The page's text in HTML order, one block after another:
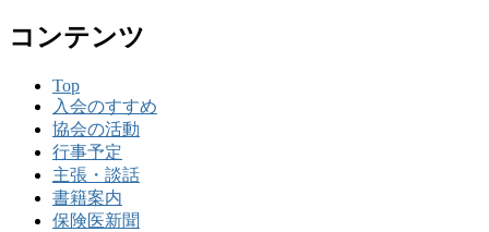
コンテンツ
Top
入会のすすめ
協会の活動
行事予定
主張・談話
書籍案内
保険医新聞